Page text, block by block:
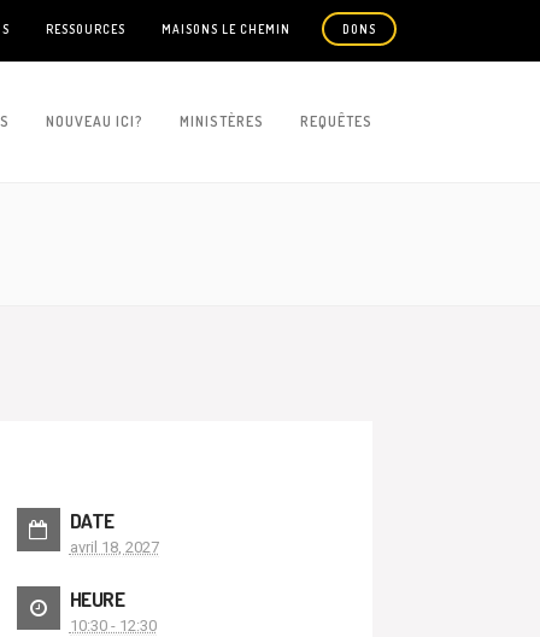
RESSOURCES MAISONS LE CHEMIN DONS
NOUVEAU ICI? MINISTÈRES REQUÊTES
DATE
avril 18, 2027
HEURE
10:30 - 12:30